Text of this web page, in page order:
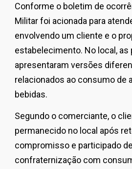
Conforme o boletim de
Militar foi acionada para
envolvendo um cliente e o
estabelecimento. No local, as
apresentaram versões
relacionados ao consumo de
bebidas.
Segundo o comerciante, o
permanecido no local após
compromisso e participado
confraternização com